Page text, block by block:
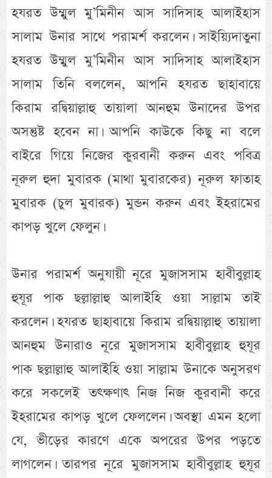
হযরত উম্মুল মু’মিনীন আস সাদিসাহ আলাইহাস
সালাম উনার সাথে পরামর্শ করলেন। সাইয়্যিদাতুনা
হযরত উম্মুল মু’মিনীন আস সাদিসাহ আলাইহাস
সালাম তিনি বললেন, আপনি হযরত ছাহাবায়ে
কিরাম রদ্বিয়াল্লাহু তায়ালা আনহুম উনাদের উপর
অসন্তুষ্ট হবেন না। আপনি কাউকে কিছু না বলে
বাইরে গিয়ে নিজের কুরবানী করুন এবং পবিত্র
নূরুল হুদা মুবারক (মাথা মুবারকের) নূরুল ফাতাহ
মুবারক (চুল মুবারক) মুন্ডন করুন এবং ইহরামের
কাপড় খুলে ফেলুন।
উনার পরামর্শ অনুযায়ী নূরে মুজাসসাম হাবীবুল্লাহ
হুযূর পাক ছল্লাল্লাহু আলাইহি ওয়া সাল্লাম তাই
করলেন। হযরত ছাহাবায়ে কিরাম রদ্বিয়াল্লাহু তায়ালা
আনহুম উনারাও নূরে মুজাসসাম হাবীবুল্লাহ হুযূর
পাক ছল্লাল্লাহু আলাইহি ওয়া সাল্লাম উনাকে অনুসরণ
করে সকলেই তৎক্ষণাৎ নিজ নিজ কুরবানী করে
ইহরামের কাপড় খুলে ফেললেন। অবস্থা এমন হলো
যে, ভীড়ের কারণে একে অপরের উপর পড়তে
লাগলেন। তারপর নূরে মুজাসসাম হাবীবুল্লাহ হুযূর